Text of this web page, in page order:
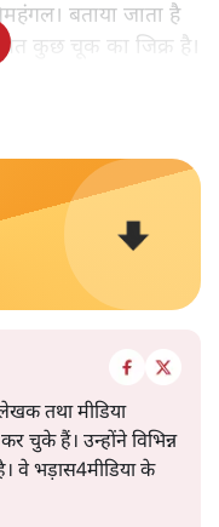
बताया जाता है
कुछ चूक का जिक्र है।
तथा मीडिया
चुके हैं। उन्होंने विभिन्न
वे भड़ास4मीडिया के